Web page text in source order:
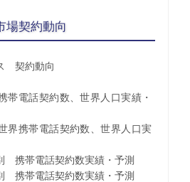
場契約動向
契約動向
話契約数、世界人口実績・
帯電話契約数、世界人口実
電話契約数実績・予測
電話契約数実績・予測